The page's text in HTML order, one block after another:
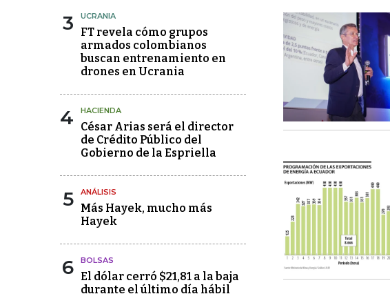
3 UCRANIA
FT revela cómo grupos
armados colombianos
buscan entrenamiento en
drones en Ucrania
4 HACIENDA
César Arias será el director
de Crédito Público del
Gobierno de la Espriella
5 ANÁLISIS
Más Hayek, mucho más
Hayek
6 BOLSAS
El dólar cerró $21,81 a la baja
durante el último día hábil